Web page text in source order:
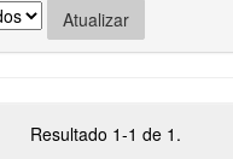
Resultado 1-1 de 1.